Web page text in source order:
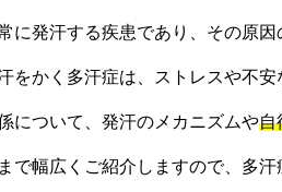
に発汗する疾患であり、その原因
をかく多汗症は、ストレスや不安
について、発汗のメカニズムや自
幅広くご紹介しますので、多汗